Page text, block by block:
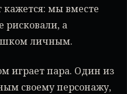
кажется: мы вместе
рисковали, а
личным.
играет пара. Один из
своему персонажу,